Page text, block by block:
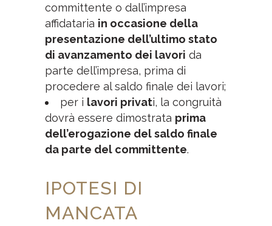
committente o dall’impresa
affidataria in occasione della
presentazione dell’ultimo stato
di avanzamento dei lavori da
parte dell’impresa, prima di
procedere al saldo finale dei lavori;
per i lavori privati, la congruità
dovrà essere dimostrata prima
dell’erogazione del saldo finale
da parte del committente.
IPOTESI DI
MANCATA